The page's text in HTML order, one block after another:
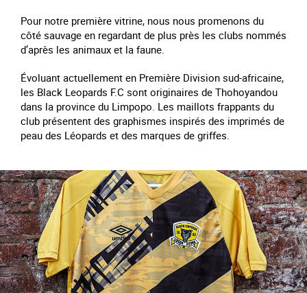
Pour notre première vitrine, nous nous promenons du
côté sauvage en regardant de plus près les clubs nommés
d’après les animaux et la faune.
Évoluant actuellement en Première Division sud-africaine,
les Black Leopards F.C sont originaires de Thohoyandou
dans la province du Limpopo. Les maillots frappants du
club présentent des graphismes inspirés des imprimés de
peau des Léopards et des marques de griffes.